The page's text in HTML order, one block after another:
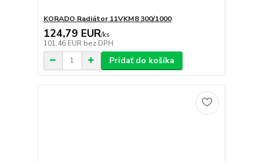
KORADO Radiátor 11VKM8 300/1000
124,79 EUR/ks
101,46 EUR bez DPH
Pridať do košíka